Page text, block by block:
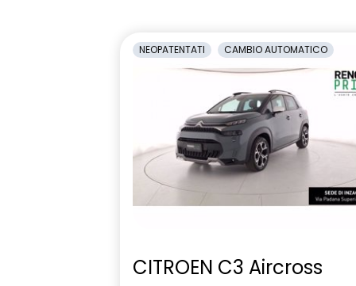
Retrovisori laterali regolabili
elettricamente
Sedile
altezza
Sensori di
Sistema di controllo della
pressione pneumatici indiretto
Sistema di
vigilanza del
Volante in pelle TEP
Volante
profondità
NEOPATENTATI CAMBIO AUTOMATICO
CITROEN C3 Aircross